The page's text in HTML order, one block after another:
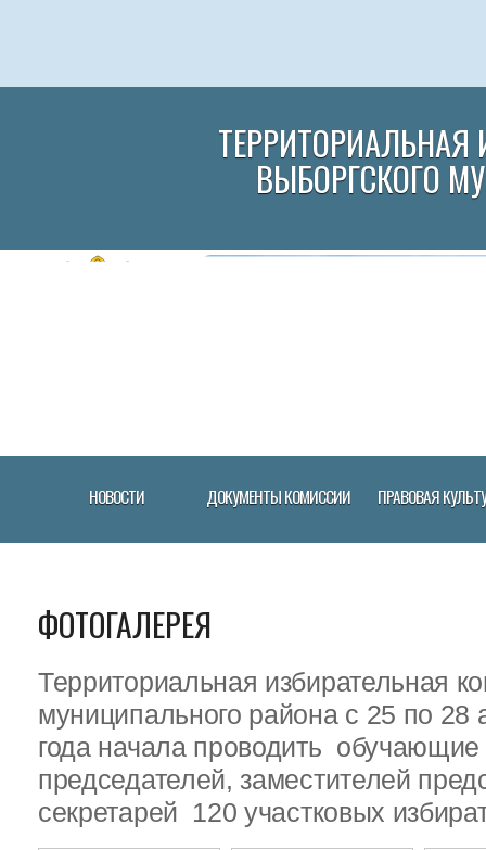
ВЫБОРГСКОГО
НОВОСТИ ДОКУМЕНТЫ КОМИССИИ ПРАВОВАЯ
ФОТОГАЛЕРЕЯ
Территориальная избирательная
муниципального района с 25 по 28
года начала проводить
председателей, заместителей
секретарей 120 участковых